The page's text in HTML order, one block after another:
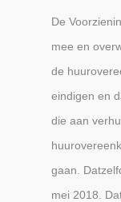
De
mee en
de
eindigen en
die aan
gaan.
mei 2018.